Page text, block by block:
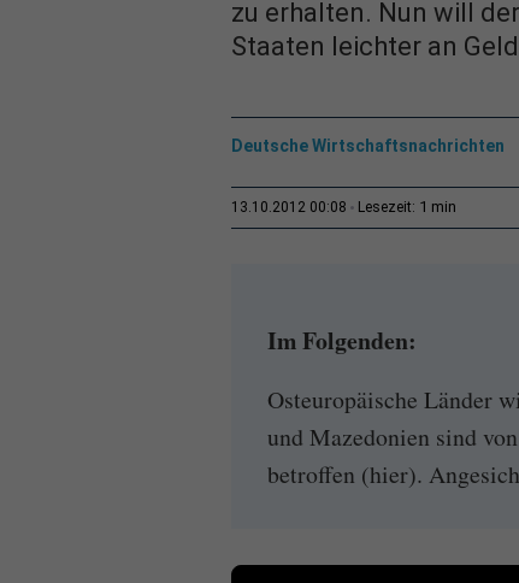
zu erhalten. Nun will
Staaten leichter an
Deutsche Wirtschaftsnachrichten
13.10.2012 00:08 Lesezeit: 1 min
Im Folgenden:
Osteuropäische Länder
und Mazedonien sind
betroffen (hier).